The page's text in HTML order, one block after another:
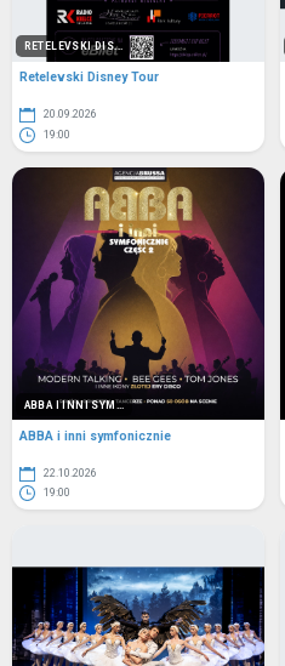
RETELEVSKI DIS...
Retelevski Disney Tour
20.09.2026
19:00
ABBA I INNI SYM...
ABBA i inni symfonicznie
22.10.2026
19:00